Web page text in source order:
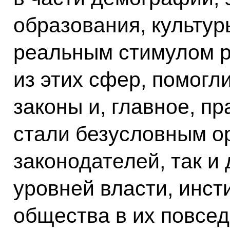
образования,
реальным стимулом
из этих сфер,
законы и, главное,
стали безусловным
законодателей, так
уровней власти,
общества в их